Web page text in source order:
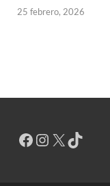
25 febrero, 2026